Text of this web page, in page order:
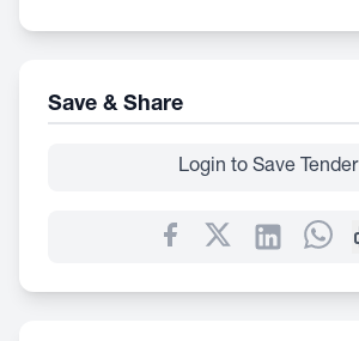
Save & Share
Login to Save Tender